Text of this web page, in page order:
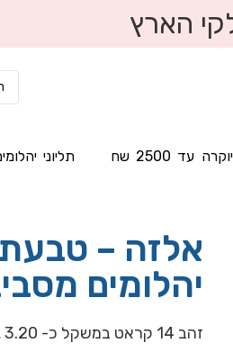
הארץ
עד 2500 שח תליוני
אלזה – טבעת
יהלומים
זהב 14 קראט במשקל כ- 3.20 גרם